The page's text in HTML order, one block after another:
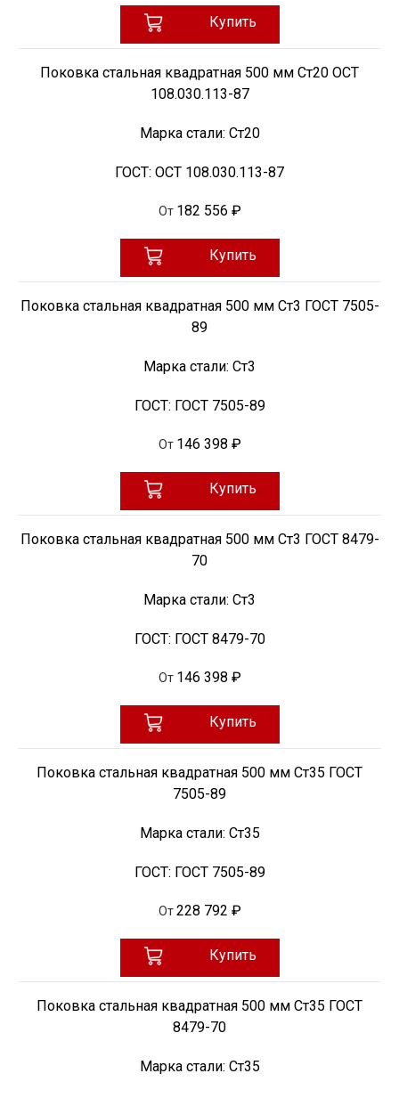
Купить
Поковка стальная квадратная 500 мм Ст20 ОСТ
108.030.113-87
Марка стали: Ст20
ГОСТ: ОСТ 108.030.113-87
От 182 556 ₽
Купить
Поковка стальная квадратная 500 мм Ст3 ГОСТ 7505-
89
Марка стали: Ст3
ГОСТ: ГОСТ 7505-89
От 146 398 ₽
Купить
Поковка стальная квадратная 500 мм Ст3 ГОСТ 8479-
70
Марка стали: Ст3
ГОСТ: ГОСТ 8479-70
От 146 398 ₽
Купить
Поковка стальная квадратная 500 мм Ст35 ГОСТ
7505-89
Марка стали: Ст35
ГОСТ: ГОСТ 7505-89
От 228 792 ₽
Купить
Поковка стальная квадратная 500 мм Ст35 ГОСТ
8479-70
Марка стали: Ст35